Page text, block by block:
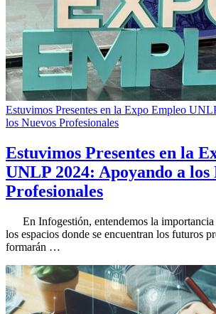
Estuvimos Presentes en la Expo Empleo
los Nuevos Profesionales
Estuvimos Presentes en la
UNLP 2024: Apoyando a los
Profesionales
En Infogestión, entendemos la importancia
los espacios donde se encuentran los futuros
formarán …